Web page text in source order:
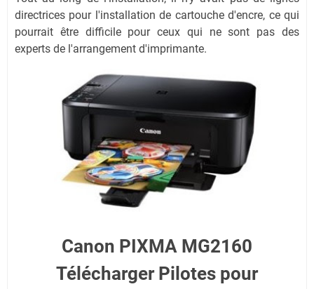
directrices pour l'installation de cartouche d'encre, ce qui
pourrait être difficile pour ceux qui ne sont pas des
experts de l'arrangement d'imprimante.
Canon PIXMA MG2160
Télécharger Pilotes pour